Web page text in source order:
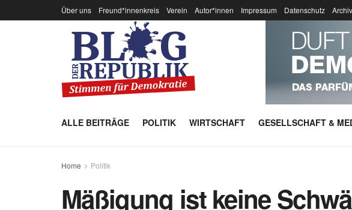
Über uns Freund*innenkreis Verein Autor*innen Impressum Datenschutz
ALLE BEITRÄGE POLITIK WIRTSCHAFT GESELLSCHAFT &
Home Politik
Mäßigung ist keine